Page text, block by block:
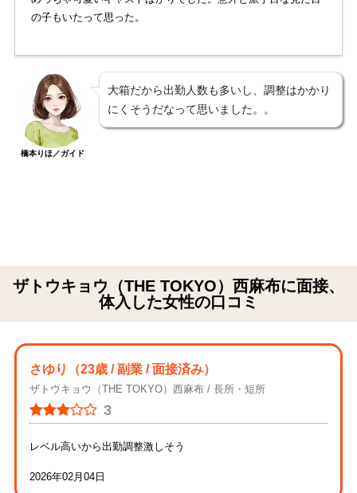
の子もいたって思った。
橋本りほ／ガイド
大箱だから出勤人数も多いし、調整はかかり
にくそうだなって思いました。。
ザトウキョウ（THE TOKYO）西麻布に面接、
体入した女性の口コミ
さゆり （23歳 / 副業 / 面接済み）
ザトウキョウ（THE TOKYO）西麻布 長所・短所
3
レベル高いから出勤調整激しそう
2026年02月04日